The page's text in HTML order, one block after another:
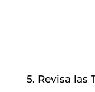
5. Revisa las